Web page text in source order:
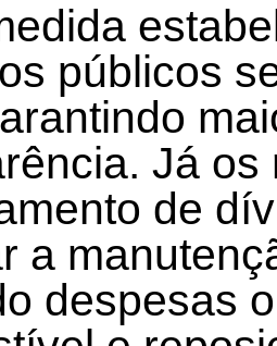
públicos
Já
de
a
despesas